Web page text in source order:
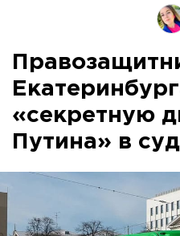
«секретную
Путина» в